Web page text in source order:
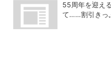
55周年を迎え
て……割引きっ